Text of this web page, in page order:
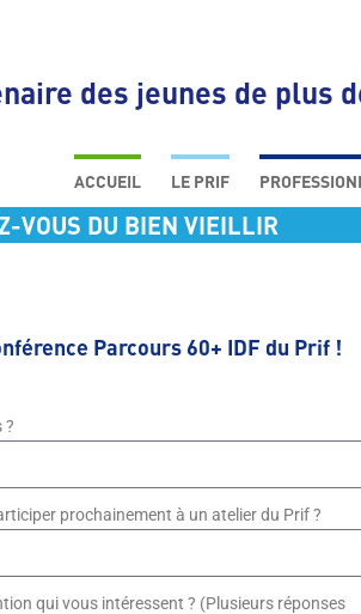
des jeunes de plus
to
content
ACCUEIL LE PRIF
QUI SOMMES NOUS ?
NOS PARTENAIRES
ACTEURS
SANTÉ
VOUS DU BIEN VIEILLIR
Parcours 60+ IDF du Prif !
?
prochainement à un atelier du Prif ?
qui vous intéressent ? (Plusieurs réponses